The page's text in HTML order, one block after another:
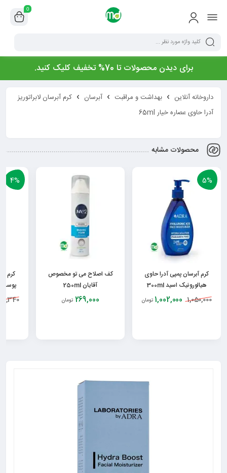
0
برای دیدن محصولات تا 70% تخفیف کلیک کنید.
داروخانه آنلاین بهداشت و مراقبت آبرسان
کرم آبرسان لابراتوریز
آدرا حاوی عصاره خیار 65ml
محصولات مشابه
5%
کرم آبرسان پمپی آدرا حاوی
هیالورونیک اسید 300ml
1,050,000
1,002,000 تومان
کف اصلاح می تو مخصوص
آقایان 250ml
269,000 تومان
4%
کرم